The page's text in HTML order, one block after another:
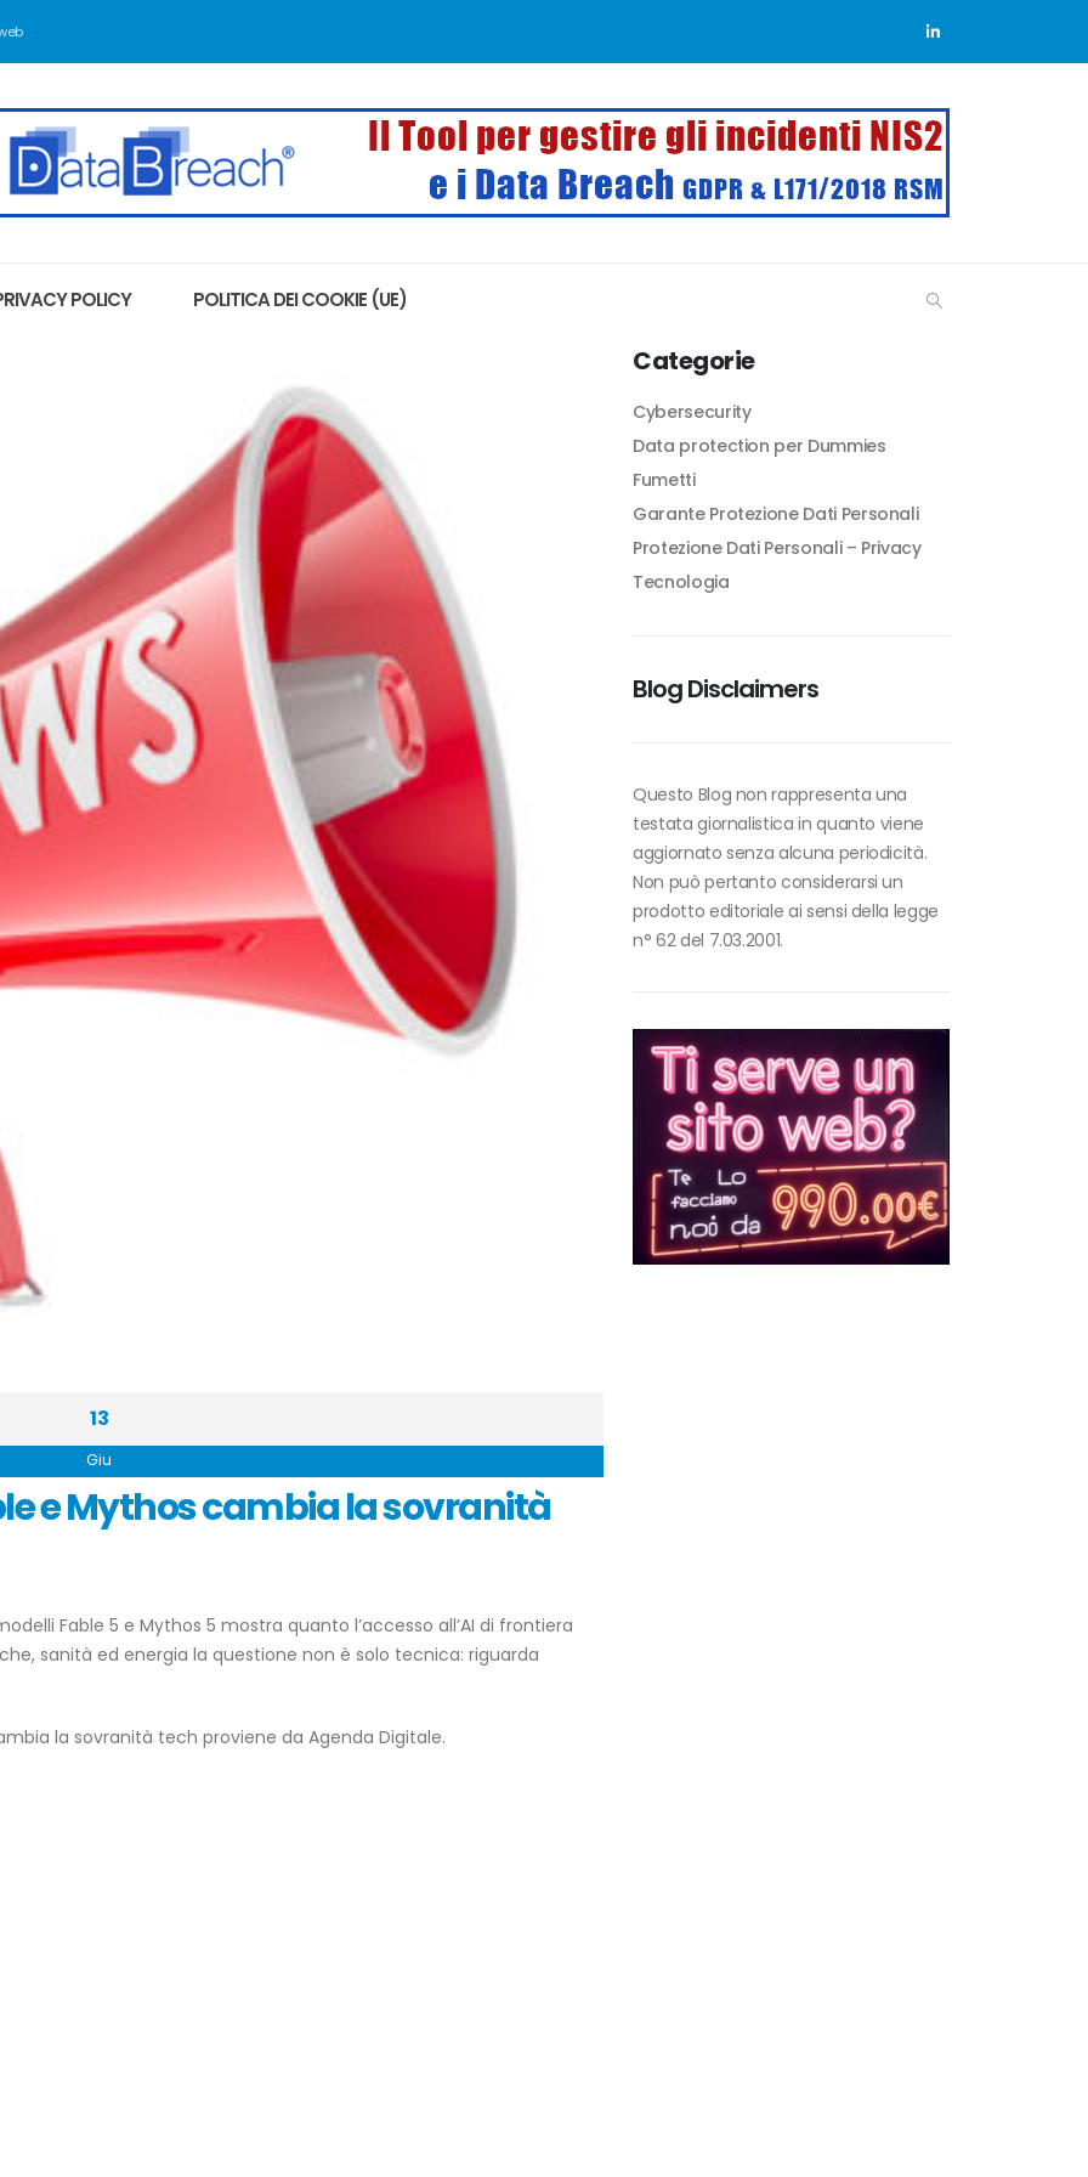
POLICY POLITICA DEI COOKIE (UE)
13
Giu
e Mythos cambia la sovranità
Fable 5 e Mythos 5 mostra quanto l’accesso all’AI di frontiera
sanità ed energia la questione non è solo tecnica: riguarda
la sovranità tech proviene da Agenda Digitale.
Categorie
Cybersecurity
Data protection per Dummies
Fumetti
Garante Protezione Dati Personali
Protezione Dati Personali – Privacy
Tecnologia
Blog Disclaimers
Questo Blog non rappresenta una
testata giornalistica in quanto viene
aggiornato senza alcuna periodicità.
Non può pertanto considerarsi un
prodotto editoriale ai sensi della legge
n° 62 del 7.03.2001.